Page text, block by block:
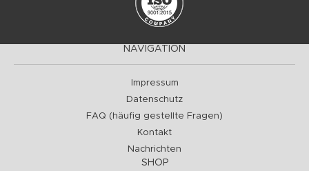
NAVIGATION
Impressum
Datenschutz
FAQ (häufig gestellte Fragen)
Kontakt
Nachrichten
SHOP